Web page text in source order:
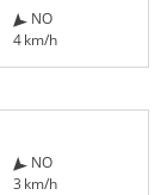
NO
4 km/h
NO
3 km/h